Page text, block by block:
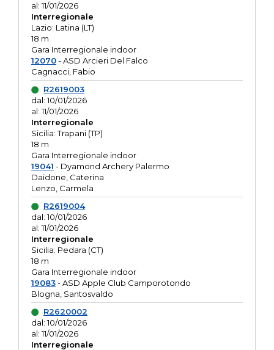
al: 11/01/2026
Interregionale
Lazio: Latina (LT)
18 m
Gara Interregionale indoor
12070- ASD Arcieri Del Falco
Cagnacci, Fabio
R2619003
dal: 10/01/2026
al: 11/01/2026
Interregionale
Sicilia: Trapani (TP)
18 m
Gara Interregionale indoor
19041 - Dyamond Archery Palermo
Daidone, Caterina
Lenzo, Carmela
R2619004
dal: 10/01/2026
al: 11/01/2026
Interregionale
Sicilia: Pedara (CT)
18 m
Gara Interregionale indoor
19083- ASD Apple Club Camporotondo
Blogna, Santosvaldo
R2620002
dal: 10/01/2026
al: 11/01/2026
Interregionale